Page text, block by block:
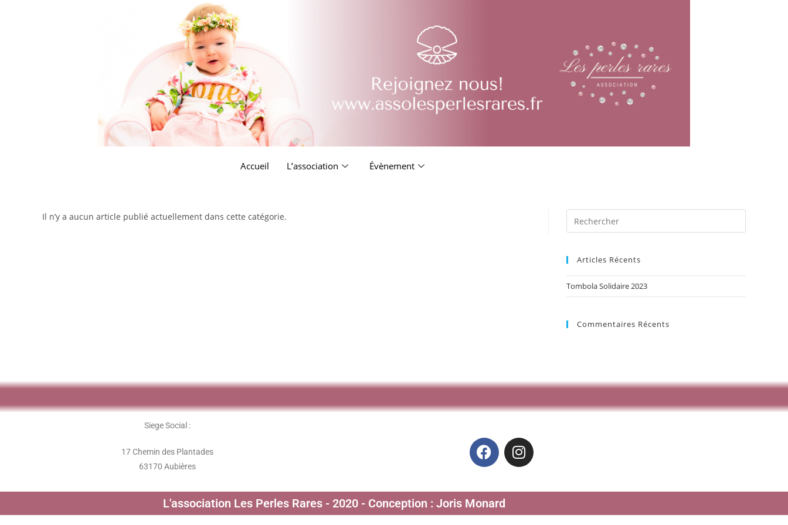
Accueil L’association Évènement
Il n’y a aucun article publié actuellement dans cette catégorie.
Articles Récents
Tombola Solidaire 2023
Commentaires Récents
Siege Social :
17 Chemin des Plantades
63170 Aubières
L'association Les Perles Rares - 2020 - Conception : Joris Monard